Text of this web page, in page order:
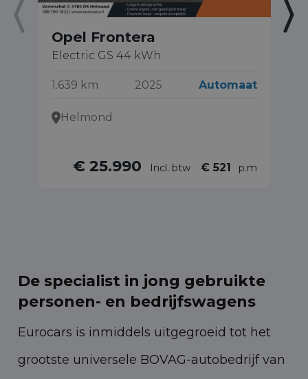
Opel Frontera
Electric GS 44 kWh
1.639 km 2025 Automaat
Helmond
€ 25.990 Incl. btw € 521 p.m
De specialist in jong gebruikte
personen- en bedrijfswagens
Eurocars is inmiddels uitgegroeid tot het
grootste universele BOVAG-autobedrijf van